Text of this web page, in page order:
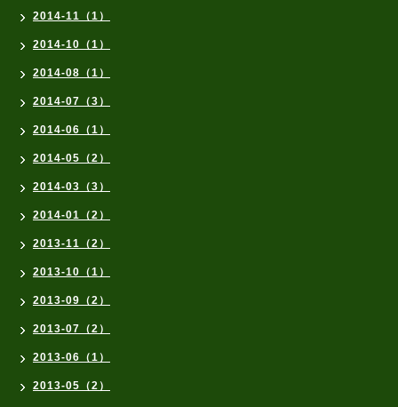
2014-11（1）
2014-10（1）
2014-08（1）
2014-07（3）
2014-06（1）
2014-05（2）
2014-03（3）
2014-01（2）
2013-11（2）
2013-10（1）
2013-09（2）
2013-07（2）
2013-06（1）
2013-05（2）